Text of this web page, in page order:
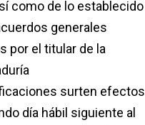
como de lo establecido
generales
por el titular de la
surten efectos
día hábil siguiente al